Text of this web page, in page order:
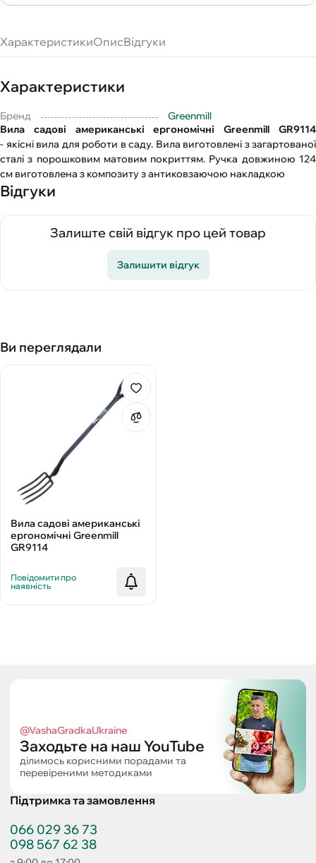
ХарактеристикиОписВідгуки
Характеристики
Бренд
Greenmill
Вила садові американські ергономічні Greenmill GR9114
- якісні вила для роботи в саду. Вила виготовлені з загартованої
сталі з порошковим матовим покриттям. Ручка довжиною 124
см виготовлена з композиту з антиковзаючою накладкою
Відгуки
Залиште свій відгук про цей товар
Залишити відгук
Ви переглядали
Вила садові американські
ергономічні Greenmill
GR9114
Повідомити про
наявність
@VashaGradkaUkraine
Заходьте на наш YouTube
ділимось корисними порадами та
перевіреними методиками
Підтримка та замовлення
066 029 36 73
098 567 62 38